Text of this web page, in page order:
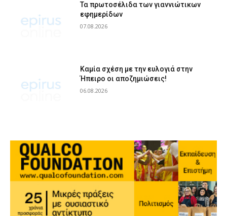
Τα πρωτοσέλιδα των γιαννιώτικων
εφημερίδων
07.08.2026
Καμία σχέση με την ευλογιά στην
Ήπειρο οι αποζημιώσεις!
06.08.2026